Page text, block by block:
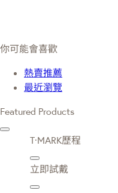
你可能會喜歡
熱賣推薦
最近瀏覽
Featured Products
T·MARK歷程
立即試戴